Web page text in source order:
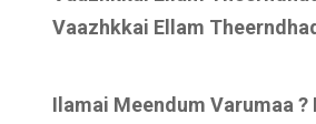
Vaazhkkai Ellam
Ilamai Meendum Varumaa ?